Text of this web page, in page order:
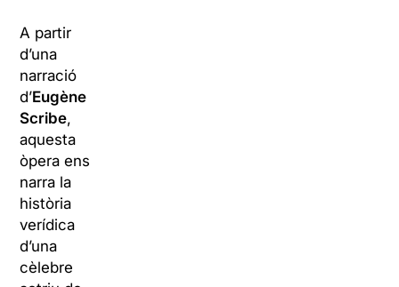
A partir
d’una
narració
d’Eugène
Scribe,
aquesta
òpera ens
narra la
història
verídica
d’una
cèlebre